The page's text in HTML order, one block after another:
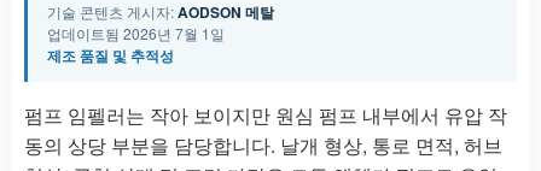
기술 콘텐츠 게시자:AODSON 메탈
업데이트됨 2026년 7월 1일
제조 품질 및 추적성
펌프 임펠러는 작아 보이지만 원심 펌프 내부에서 유압 작
동의 상당 부분을 담당합니다. 날개 형상, 통로 면적, 허브